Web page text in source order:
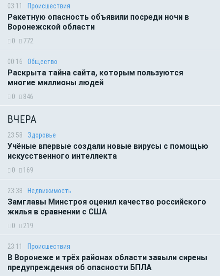
03:11 Происшествия
Ракетную опасность объявили посреди ночи в
Воронежской области
0 772
00:16 Общество
Раскрыта тайна сайта, которым пользуются
многие миллионы людей
0 846
ВЧЕРА
23:58 Здоровье
Учёные впервые создали новые вирусы с помощью
искусственного интеллекта
0 169
23:38 Недвижимость
Замглавы Минстроя оценил качество российского
жилья в сравнении с США
0 219
23:11 Происшествия
В Воронеже и трёх районах области завыли сирены
предупреждения об опасности БПЛА